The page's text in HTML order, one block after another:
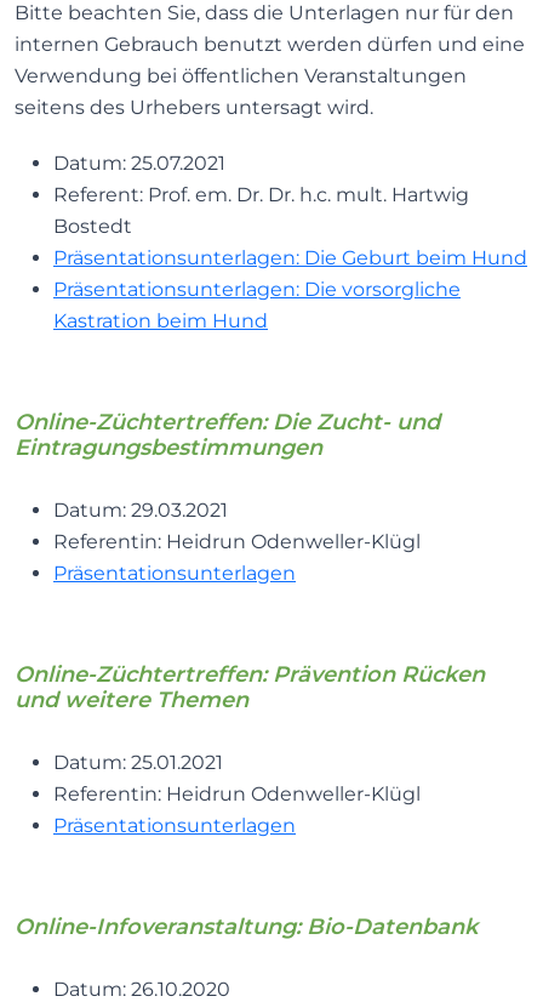
Bitte beachten Sie, dass die Unterlagen nur für den
internen Gebrauch benutzt werden dürfen und eine
Verwendung bei öffentlichen Veranstaltungen
seitens des Urhebers untersagt wird.
Datum: 25.07.2021
Referent: Prof. em. Dr. Dr. h.c. mult. Hartwig
Bostedt
Präsentationsunterlagen: Die Geburt beim Hund
Präsentationsunterlagen: Die vorsorgliche
Kastration beim Hund
Online-Züchtertreffen: Die Zucht- und
Eintragungsbestimmungen
Datum: 29.03.2021
Referentin: Heidrun Odenweller-Klügl
Präsentationsunterlagen
Online-Züchtertreffen: Prävention Rücken
und weitere Themen
Datum: 25.01.2021
Referentin: Heidrun Odenweller-Klügl
Präsentationsunterlagen
Online-Infoveranstaltung: Bio-Datenbank
Datum: 26.10.2020